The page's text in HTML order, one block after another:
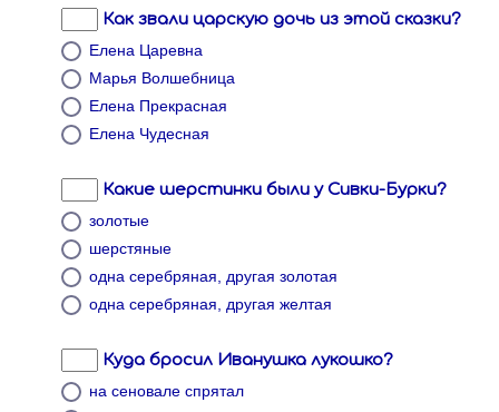
Как звали царскую дочь из этой сказки?
Елена Царевна
Марья Волшебница
Елена Прекрасная
Елена Чудесная
Какие шерстинки были у Сивки-Бурки?
золотые
шерстяные
одна серебряная, другая золотая
одна серебряная, другая желтая
Куда бросил Иванушка лукошко?
на сеновале спрятал